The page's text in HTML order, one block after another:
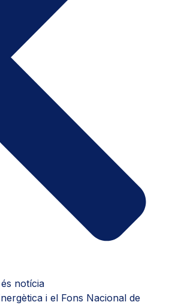
és notícia
i el Fons Nacional de